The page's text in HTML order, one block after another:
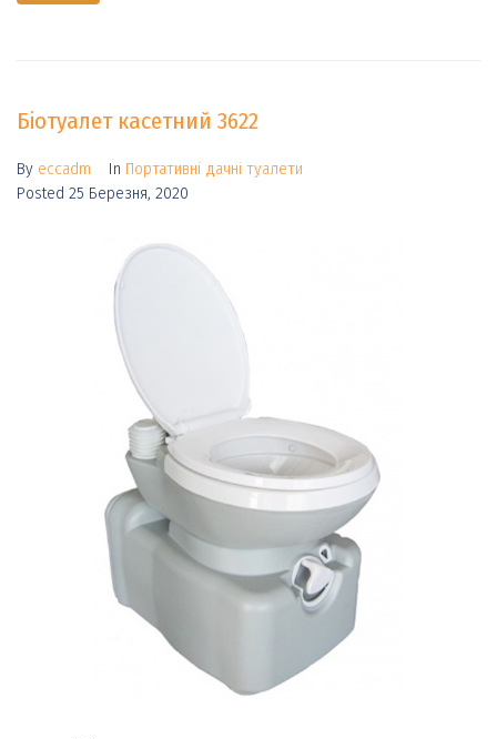
Біотуалет касетний 3622
By eccadm In Портативні дачні туалети
Posted 25 Березня, 2020